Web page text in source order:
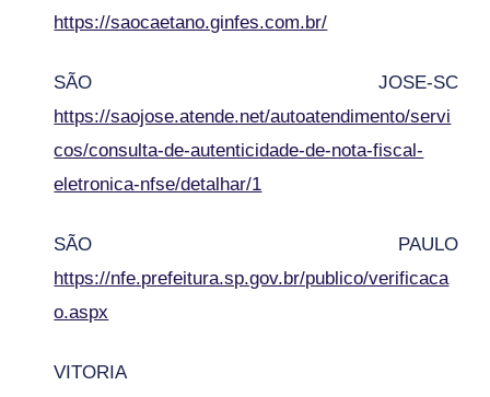
https://saocaetano.ginfes.com.br/
SÃO JOSE-SC
https://saojose.atende.net/autoatendimento/servi
cos/consulta-de-autenticidade-de-nota-fiscal-
eletronica-nfse/detalhar/1
SÃO PAULO
https://nfe.prefeitura.sp.gov.br/publico/verificaca
o.aspx
VITORIA